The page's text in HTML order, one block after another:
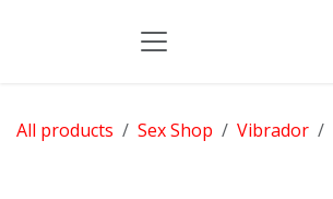
All products Sex Shop Vibrador